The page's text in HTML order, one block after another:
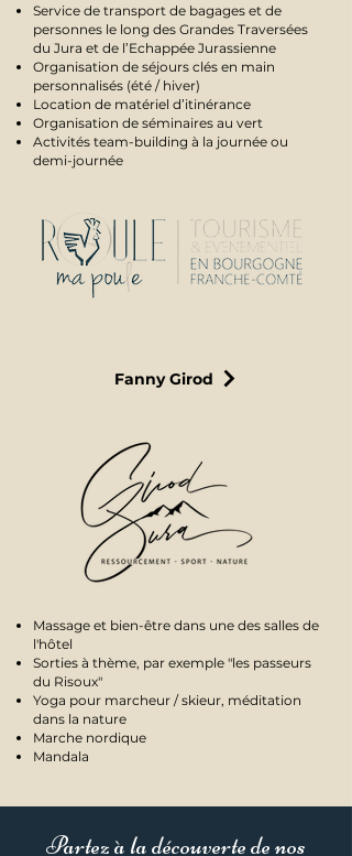
Service de transport de bagages et de
personnes le long des Grandes Traversées
du Jura et de l’Echappée Jurassienne
Organisation de séjours clés en main
personnalisés (été / hiver)
Location de matériel d’itinérance
Organisation de séminaires au vert
Activités team-building à la journée ou
demi-journée
Fanny Girod
Massage et bien-être dans une des salles de
l'hôtel
Sorties à thème, par exemple "les passeurs
du Risoux"
Yoga pour marcheur / skieur, méditation
dans la nature
Marche nordique
Mandala
Partez à la découverte de nos